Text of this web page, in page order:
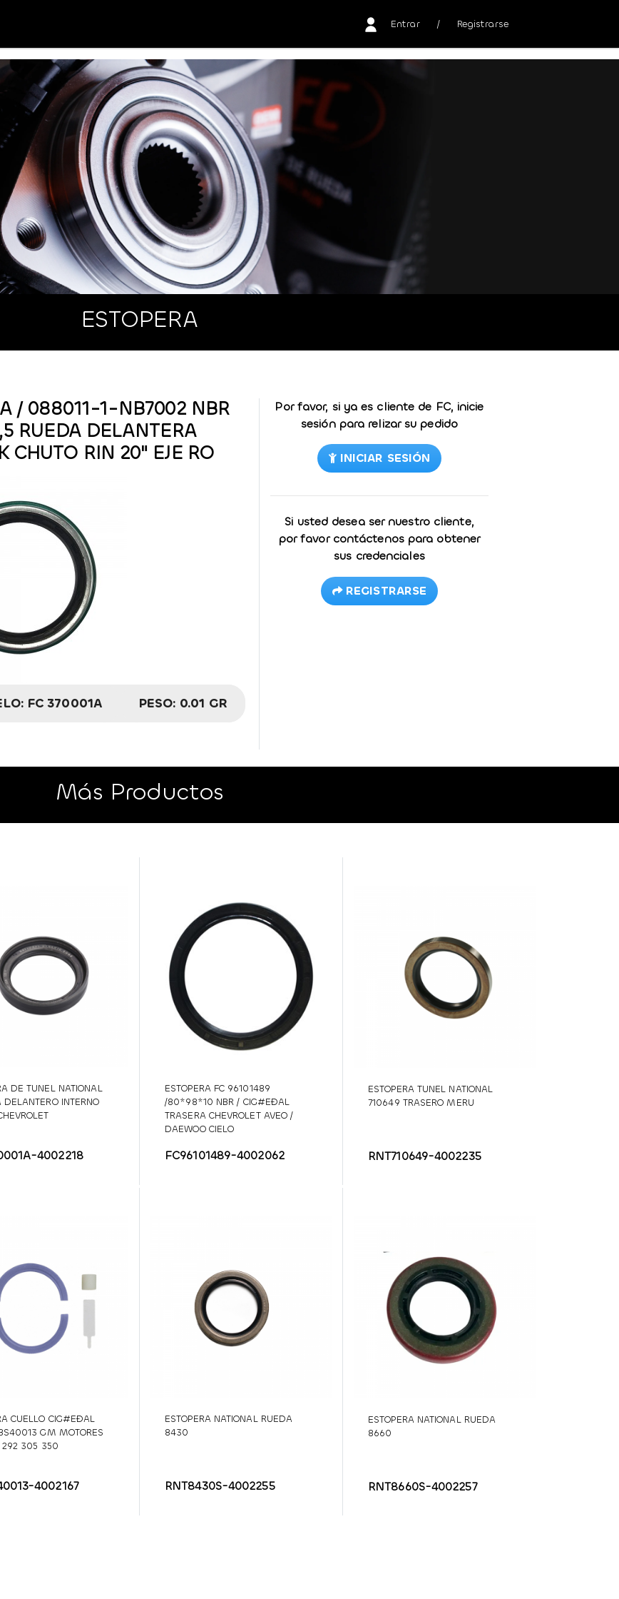
Entrar / Registrarse
ESTOPERA
/ 088011-1-NB7002 NBR
RUEDA DELANTERA
CHUTO RIN 20" EJE RO
FC 370001A PESO: 0.01 GR
Por favor, si ya es cliente de FC, inicie
sesión para relizar su pedido
INICIAR SESIÓN
Si usted desea ser nuestro cliente,
por favor contáctenos para obtener
sus credenciales
REGISTRARSE
Más Productos
DE TUNEL NATIONAL
INTERNO
4002218
ESTOPERA FC 96101489
/80*98*10 NBR / CIG#EÐAL
TRASERA CHEVROLET AVEO /
DAEWOO CIELO
FC96101489-4002062
ESTOPERA TUNEL NATIONAL
710649 TRASERO MERU
RNT710649-4002235
CUELLO CIG#EÐAL
GM MOTORES
305 350
4002167
ESTOPERA NATIONAL RUEDA
8430
RNT8430S-4002255
ESTOPERA NATIONAL RUEDA
8660
RNT8660S-4002257